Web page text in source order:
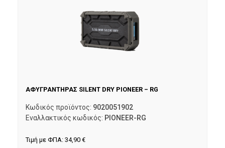
ΑΦΥΓΡΑΝΤΗΡΑΣ SILENT DRY PIONEER – RG
Κωδικός προϊόντος: 9020051902
Εναλλακτικός κωδικός: PIONEER-RG
Τιμή με ΦΠΑ: 34,90 €